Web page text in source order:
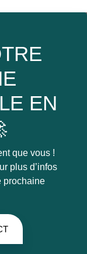
EN
que vous !
plus d’infos
prochaine